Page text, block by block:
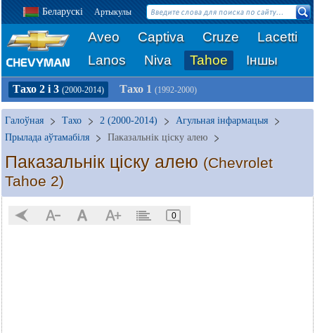
Беларускі Артыкулы
Aveo Captiva Cruze
Lacetti
Lanos
Niva Tahoe Іншы
Тахо 2 і 3 (2000-2014) Тахо 1 (1992-2000)
Галоўная Тахо 2 (2000-2014)
Агульная інфармацыя
Прылада аўтамабіля
Паказальнік ціску алею
Паказальнік ціску алею (Chevrolet
Tahoe 2)
0